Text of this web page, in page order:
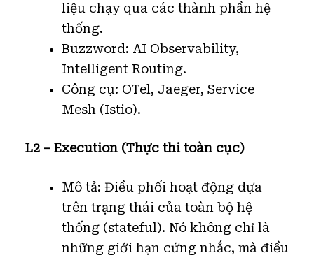
liệu chạy qua các thành phần hệ
thống.
Buzzword: AI Observability,
Intelligent Routing.
Công cụ: OTel, Jaeger, Service
Mesh (Istio).
L2 – Execution (Thực thi toàn cục)
Mô tả: Điều phối hoạt động dựa
trên trạng thái của toàn bộ hệ
thống (stateful). Nó không chỉ là
những giới hạn cứng nhắc, mà điều